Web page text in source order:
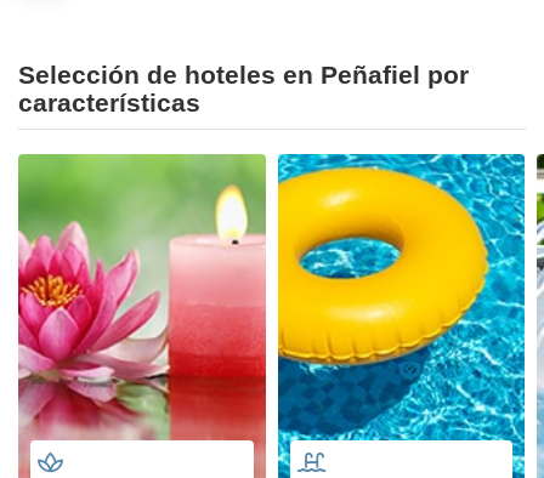
Selección de hoteles en Peñafiel por
características